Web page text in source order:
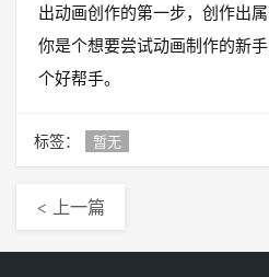
出动画创作的第一步，创作出
你是个想要尝试动画制作的新
个好帮手。
标签： 暂无
< 上一篇